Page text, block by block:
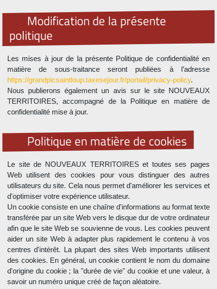
Modification de la présente
politique
Les mises à jour de la présente Politique de confidentialité en
matière de sous-traitance seront publiées à l’adresse
https://grandpicsaintloup.taxesejour.fr/portail/privacy-policy.
Nous publierons également un avis sur le site NOUVEAUX
TERRITOIRES, accompagné de la Politique en matière de
confidentialité mise à jour.
Politique en matière de cookies
Le site de NOUVEAUX TERRITOIRES et toutes ses pages
Web utilisent des cookies pour vous distinguer des autres
utilisateurs du site. Cela nous permet d'améliorer les services et
d'optimiser votre expérience utilisateur.
Un cookie consiste en une chaîne d'informations au format texte
transférée par un site Web vers le disque dur de votre ordinateur
afin que le site Web se souvienne de vous. Les cookies peuvent
aider un site Web à adapter plus rapidement le contenu à vos
centres d'intérêt. La plupart des sites Web importants utilisent
des cookies. En général, un cookie contient le nom du domaine
d'origine du cookie ; la "durée de vie" du cookie et une valeur, à
savoir un numéro unique créé de façon aléatoire.